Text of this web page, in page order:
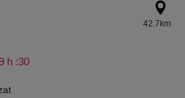
h :30
42.7km